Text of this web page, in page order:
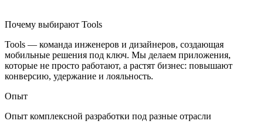
Почему выбирают Tools
Tools — команда инженеров и дизайнеров, создающая
мобильные решения под ключ. Мы делаем приложения,
которые не просто работают, а растят бизнес: повышают
конверсию, удержание и лояльность.
Опыт
Опыт комплексной разработки под разные отрасли